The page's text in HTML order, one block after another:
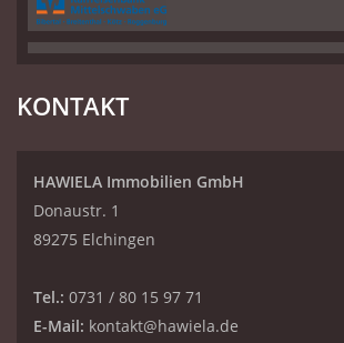
KONTAKT
HAWIELA Immobilien GmbH
Donaustr. 1
89275 Elchingen
Tel.: 0731 / 80 15 97 71
E-Mail: kontakt@hawiela.de